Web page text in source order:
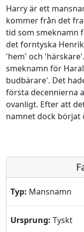
Harry är ett
kommer från det
tid som smeknamn
det forntyska
'hem' och
smeknamn för
budbärare'. Det
första decennierna
ovanligt. Efter att
namnet dock börjat
Typ: Mansnamn
Ursprung: Tyskt